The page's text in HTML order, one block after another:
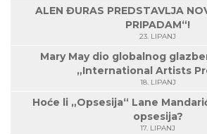
ALEN ĐURAS PREDSTAVLJA
PRIPADAM“!
23. LIPANJ
Mary May dio globalnog
„International Artists
18. LIPANJ
Hoće li „Opsesija“ Lane
opsesija?
17. LIPANJ